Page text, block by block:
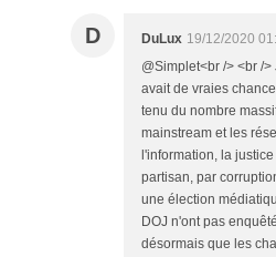
D DuLux 19/12/2020
@Simplet<br /> <br /
avait de vraies
tenu du nombre
mainstream et les
l'information, la
partisan, par
une élection
DOJ n'ont pas
désormais que les